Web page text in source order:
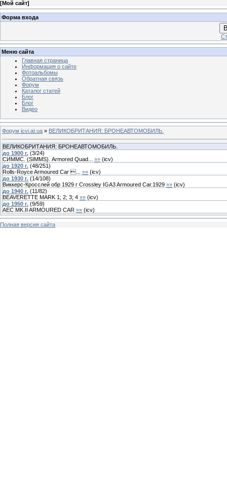
[Мой сайт]
Форма входа
Меню сайта
Главная страница
Информация о сайте
Фотоальбомы
Обратная связь
Форум
Каталог статей
Блог
Блог
Видео
Форум icvi.at.ua » ВЕЛИКОБРИТАНИЯ: БРОНЕАВТОМОБИЛЬ.
ВЕЛИКОБРИТАНИЯ: БРОНЕАВТОМОБИЛЬ.
до 1900 г. (3/24)
СИММС. (SIMMS). Armored Quad...
»» (icv)
до 1920 г. (48/251)
Rolls-Royce Armoured Car ...
»» (icv)
до 1930 г. (14/108)
Виккерс-Кросслей обр 1929 г Crossley IGA3 Armoured Car.1929 »» (icv)
до 1940 г. (11/82)
BEAVERETTE MARK 1; 2; 3; 4 »» (icv)
до 1950 г. (9/59)
AEC MK.II ARMOURED CAR »» (icv)
Полная версия сайта